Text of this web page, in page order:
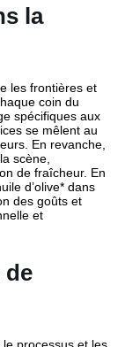
la
les frontières et
coin du
spécifiques aux
se mêlent au
En revanche,
scène,
de fraîcheur. En
d’olive* dans
des goûts et
et
de
processus et les